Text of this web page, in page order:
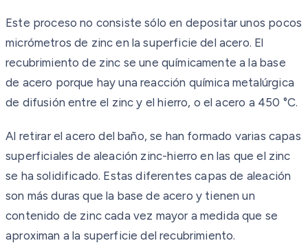
Este proceso no consiste sólo en depositar unos pocos
micrómetros de zinc en la superficie del acero. El
recubrimiento de zinc se une químicamente a la base
de acero porque hay una reacción química metalúrgica
de difusión entre el zinc y el hierro, o el acero a 450 °C.
Al retirar el acero del baño, se han formado varias capas
superficiales de aleación zinc-hierro en las que el zinc
se ha solidificado. Estas diferentes capas de aleación
son más duras que la base de acero y tienen un
contenido de zinc cada vez mayor a medida que se
aproximan a la superficie del recubrimiento.